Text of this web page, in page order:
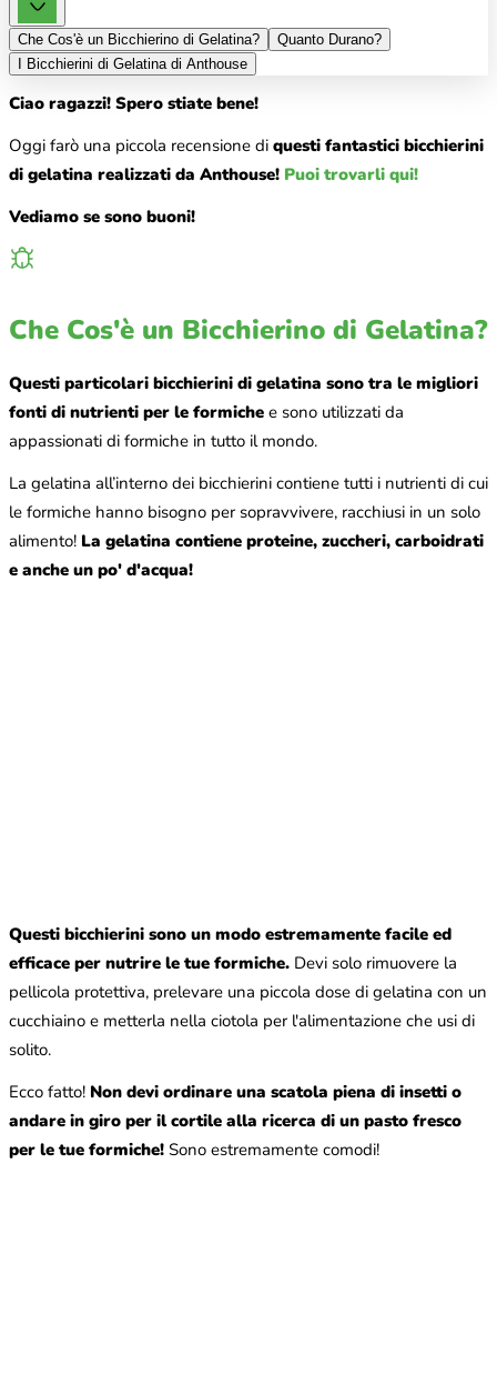
Che Cos'è un Bicchierino di Gelatina?
Quanto Durano?
I Bicchierini di Gelatina di Anthouse
Ciao ragazzi! Spero stiate bene!
Oggi farò una piccola recensione di questi fantastici bicchierini
di gelatina realizzati da Anthouse! Puoi trovarli qui!
Vediamo se sono buoni!
Che Cos'è un Bicchierino di Gelatina?
Questi particolari bicchierini di gelatina sono tra le migliori
fonti di nutrienti per le formiche e sono utilizzati da
appassionati di formiche in tutto il mondo.
La gelatina all’interno dei bicchierini contiene tutti i nutrienti di cui
le formiche hanno bisogno per sopravvivere, racchiusi in un solo
alimento! La gelatina contiene proteine, zuccheri, carboidrati
e anche un po' d'acqua!
Questi bicchierini sono un modo estremamente facile ed
efficace per nutrire le tue formiche. Devi solo rimuovere la
pellicola protettiva, prelevare una piccola dose di gelatina con un
cucchiaino e metterla nella ciotola per l'alimentazione che usi di
solito.
Ecco fatto! Non devi ordinare una scatola piena di insetti o
andare in giro per il cortile alla ricerca di un pasto fresco
per le tue formiche! Sono estremamente comodi!